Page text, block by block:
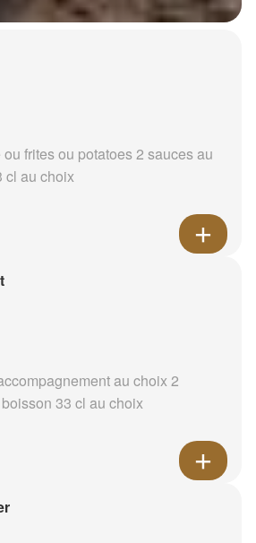
frites ou potatoes 2 sauces au
cl au choix
au choix 2
33 cl au choix